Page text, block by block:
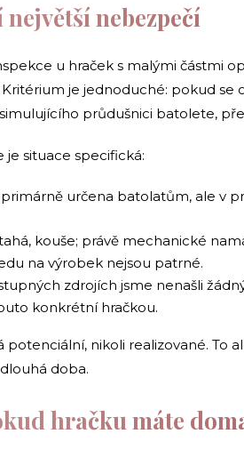
nebezpečí
u hraček s malými částmi
je jednoduché: pokud
průdušnici batolete,
je situace specifická:
určena batolatům, ale v
kouše; právě mechanické
na výrobek nejsou patrné.
zdrojích jsme nenašli
konkrétní hračkou.
potenciální, nikoli realizované. To
doba.
hračku máte